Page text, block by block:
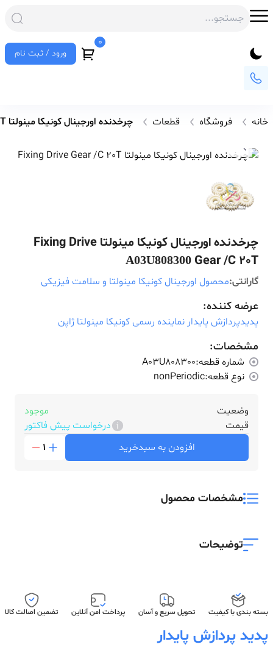
0
ورود / ثبت نام
خانه فروشگاه قطعات چرخدنده اورجینال کونیکا مینولتا Fixing Drive Gear /C 20T
چرخدنده اورجینال کونیکا مینولتا Fixing Drive
Gear /C 20T
A03U808300
گارانتی:محصول اورجینال کونیکا مینولتا و سلامت فیزیکی
عرضه کننده:
پدیدپردازش پایدار نماینده رسمی کونیکا مینولتا ژاپن
مشخصات:
شماره قطعه:A03U808300
نوع قطعه:nonPeriodic
وضعیت
موجود
قیمت
درخواست پیش فاکتور
افزودن به سبدخرید
1
مشخصات محصول
توضیحات
بسته بندی با کیفیت تحویل سریع و آسان پرداخت امن آنلاین تضمین اصالت کالا
پدید پردازش پایدار